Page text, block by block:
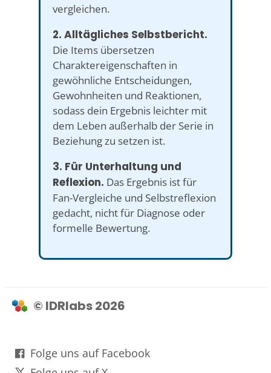
vergleichen.
2. Alltägliches Selbstbericht.
Die Items übersetzen
Charaktereigenschaften in
gewöhnliche Entscheidungen,
Gewohnheiten und Reaktionen,
sodass dein Ergebnis leichter mit
dem Leben außerhalb der Serie in
Beziehung zu setzen ist.
3. Für Unterhaltung und
Reflexion. Das Ergebnis ist für
Fan-Vergleiche und Selbstreflexion
gedacht, nicht für Diagnose oder
formelle Bewertung.
© IDRlabs 2026
Folge uns auf Facebook